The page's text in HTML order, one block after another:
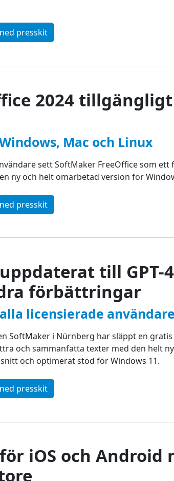
presskit
2024
Mac och Linux
sett SoftMaker FreeOffice som
ny och helt omarbetad version för
presskit
till GPT-
förbättringar
licensierade användare
SoftMaker i Nürnberg har släppt en
och sammanfatta texter med den helt
och optimerat stöd för Windows 11.
presskit
iOS och